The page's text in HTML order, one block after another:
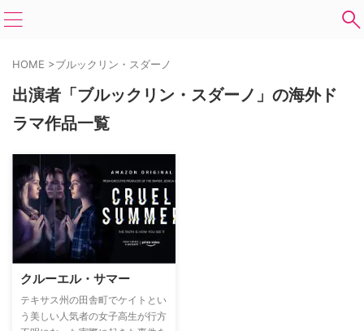
HOME >ブルックリン・スダーノ
出演者「ブルックリン・スダーノ」の海外ド
ラマ作品一覧
クルーエル・サマー
テキサス州の田舎町でケイトとい
う美しい人気者の女子高生が行方